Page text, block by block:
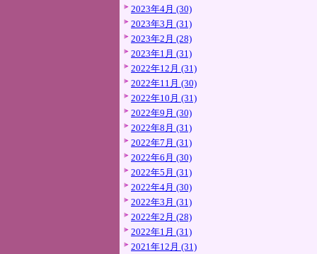
2023年4月 (30)
2023年3月 (31)
2023年2月 (28)
2023年1月 (31)
2022年12月 (31)
2022年11月 (30)
2022年10月 (31)
2022年9月 (30)
2022年8月 (31)
2022年7月 (31)
2022年6月 (30)
2022年5月 (31)
2022年4月 (30)
2022年3月 (31)
2022年2月 (28)
2022年1月 (31)
2021年12月 (31)